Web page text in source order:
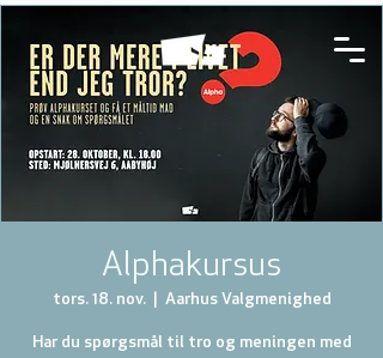
Alphakursus
tors. 18. nov.
  |
Aarhus Valgmenighed
Har du spørgsmål til tro og meningen med